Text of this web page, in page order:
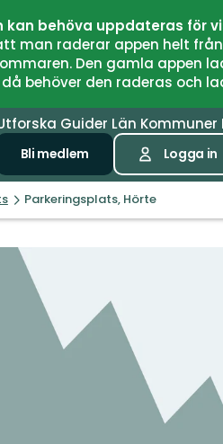
behöva uppdateras för
man raderar appen helt
Den gamla
behöver den raderas och
Guider Län Kommuner
Bli medlem Logga in
Parkeringsplats, Hörte